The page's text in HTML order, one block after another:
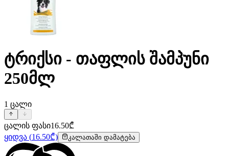
ტრიქსი - თაფლის შამპუნი
250მლ
1 ცალი
ცალის ფასი16.50₾
ყიდვა (16.50₾) კალათაში დამატება